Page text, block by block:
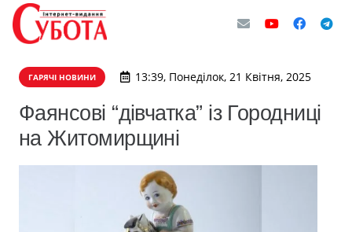
ГАРЯЧІ НОВИНИ 13:39, Понеділок, 21 Квітня, 2025
Фаянсові “дівчатка” із Городниці
на Житомирщині